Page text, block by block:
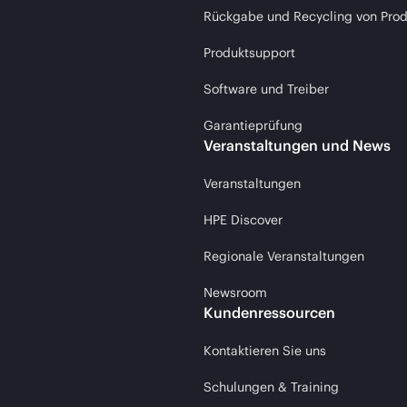
Rückgabe und Recycling von
Produktsupport
Software und Treiber
Garantieprüfung
Veranstaltungen und News
Veranstaltungen
HPE Discover
Regionale Veranstaltungen
Newsroom
Kundenressourcen
Kontaktieren Sie uns
Schulungen & Training